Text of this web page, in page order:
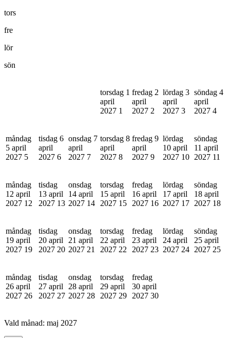
tors
fre
lör
sön
torsdag 1
april
2027 1
fredag 2
april
2027 2
lördag 3
april
2027 3
söndag 4
april
2027 4
måndag
5 april
2027 5
tisdag 6
april
2027 6
onsdag 7
april
2027 7
torsdag 8
april
2027 8
fredag 9
april
2027 9
lördag
10 april
2027 10
söndag
11 april
2027 11
måndag
12 april
2027 12
tisdag
13 april
2027 13
onsdag
14 april
2027 14
torsdag
15 april
2027 15
fredag
16 april
2027 16
lördag
17 april
2027 17
söndag
18 april
2027 18
måndag
19 april
2027 19
tisdag
20 april
2027 20
onsdag
21 april
2027 21
torsdag
22 april
2027 22
fredag
23 april
2027 23
lördag
24 april
2027 24
söndag
25 april
2027 25
måndag
26 april
2027 26
tisdag
27 april
2027 27
onsdag
28 april
2027 28
torsdag
29 april
2027 29
fredag
30 april
2027 30
Vald månad: maj 2027